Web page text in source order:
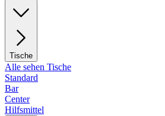
Tische
Alle sehen Tische
Standard
Bar
Center
Hilfsmittel